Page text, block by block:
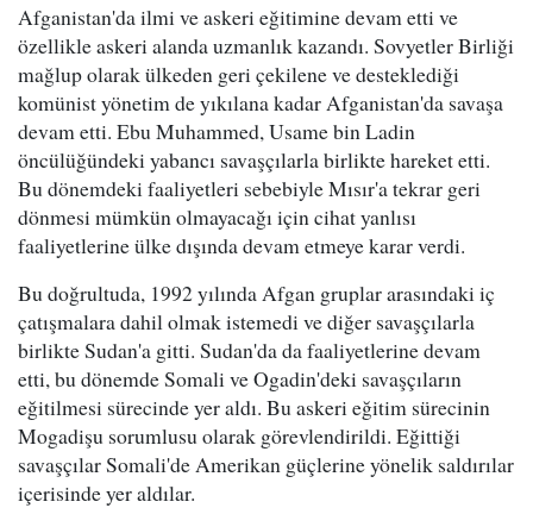
Afganistan'da ilmi ve askeri eğitimine devam etti ve
özellikle askeri alanda uzmanlık kazandı. Sovyetler Birliği
mağlup olarak ülkeden geri çekilene ve desteklediği
komünist yönetim de yıkılana kadar Afganistan'da savaşa
devam etti. Ebu Muhammed, Usame bin Ladin
öncülüğündeki yabancı savaşçılarla birlikte hareket etti.
Bu dönemdeki faaliyetleri sebebiyle Mısır'a tekrar geri
dönmesi mümkün olmayacağı için cihat yanlısı
faaliyetlerine ülke dışında devam etmeye karar verdi.
Bu doğrultuda, 1992 yılında Afgan gruplar arasındaki iç
çatışmalara dahil olmak istemedi ve diğer savaşçılarla
birlikte Sudan'a gitti. Sudan'da da faaliyetlerine devam
etti, bu dönemde Somali ve Ogadin'deki savaşçıların
eğitilmesi sürecinde yer aldı. Bu askeri eğitim sürecinin
Mogadişu sorumlusu olarak görevlendirildi. Eğittiği
savaşçılar Somali'de Amerikan güçlerine yönelik saldırılar
içerisinde yer aldılar.